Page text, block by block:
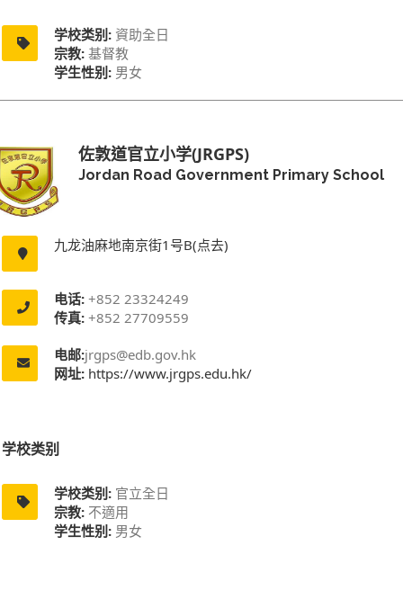
学校类别: 資助全日
宗教: 基督教
学生性别: 男女
佐敦道官立小学(JRGPS)
Jordan Road Government Primary School
九龙油麻地南京街1号B(点去)
电话: +852 23324249
传真: +852 27709559
电邮:jrgps@edb.gov.hk
网址: https://www.jrgps.edu.hk/
学校类别
学校类别: 官立全日
宗教: 不適用
学生性别: 男女